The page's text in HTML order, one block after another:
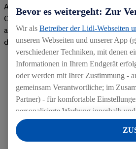
Azubis und externen Bewerbern haben
Company gemacht. Wir freuen uns
auf dem Arbeitgeber-
den Bewertungen
Bevor es weitergeht: Zur
Wir als Betreiber der Lidl-Webseiten
unseren Webseiten und unserer App
verschiedener Techniken, mit denen
Informationen in Ihrem Endgerät
oder werden mit Ihrer Zustimmung -
gemeinsam Verantwortliche; im
Partner) - für komfortable
personalisierte Werbung innerhalb
Datenverarbeitungen für
Werbung auszusteuern und um